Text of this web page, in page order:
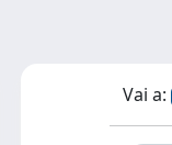
Vai a: